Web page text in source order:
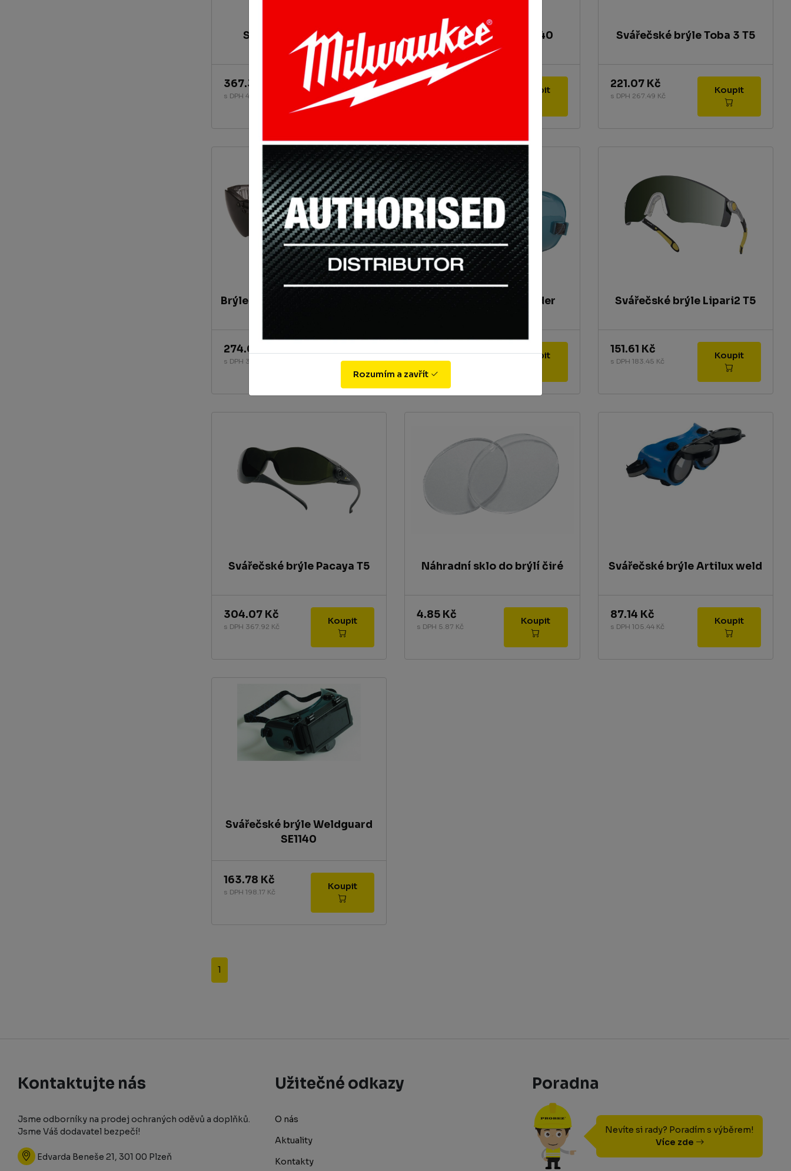
Svářečské brýle SB-1
367.38 Kč
s DPH 444.53 Kč
Koupit
Svářečské brýle BB-40
211.13 Kč
Svářečské brýle Toba 3 T5
221.07 Kč
s DPH 267.49 Kč
Koupit
Brýle Ardon R1000 svářečské
274.03 Kč
s DPH 331.58 Kč
Koupit
Svářečské brýle Welder
s DPH 164.96 Kč
Svářečské brýle Lipari2 T5
151.61 Kč
s DPH 183.45 Kč
Koupit
Svářečské brýle Pacaya T5
304.07 Kč
s DPH 367.92 Kč
Koupit
Náhradní sklo do brýlí čiré
4.85 Kč
s DPH 5.87 Kč
Svářečské brýle Artilux weld
87.14 Kč
s DPH 105.44 Kč
Koupit
Svářečské brýle Weldguard
SE1140
163.78 Kč
s DPH 198.17 Kč
Koupit
1
Kontaktujte nás
Jsme odborníky na prodej ochraných oděvů a doplňků.
Jsme Váš dodavatel bezpečí!
Edvarda Beneše 21, 301 00 Plzeň
Užitečné odkazy
O nás
Aktuality
Kontakty
Poradna
Nevíte si rady? Poradím s výběrem!
Více zde
Rozumím a zavřít